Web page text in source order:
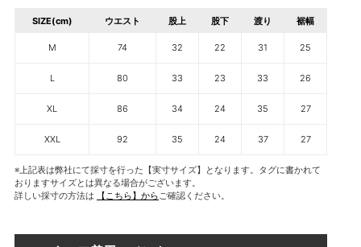
SIZE(cm) ウエスト 股上 股下 渡り 裾幅
M 74 32 22 31 25
L 80 33 23 33 26
XL 86 34 24 35 27
XXL 92 35 24 37 27
※上記表は弊社にて採寸を行った【実寸サイズ】となります。タグに書かれて
おりますサイズとは異なる場合がございます。
詳しい採寸の方法は
【こちら】からご確認ください。